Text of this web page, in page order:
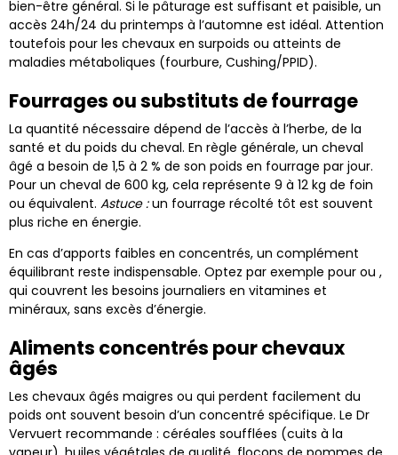
bien-être général. Si le pâturage est suffisant et paisible, un
accès 24h/24 du printemps à l’automne est idéal. Attention
toutefois pour les chevaux en surpoids ou atteints de
maladies métaboliques (fourbure, Cushing/PPID).
Fourrages ou substituts de fourrage
La quantité nécessaire dépend de l’accès à l’herbe, de la
santé et du poids du cheval. En règle générale, un cheval
âgé a besoin de 1,5 à 2 % de son poids en fourrage par jour.
Pour un cheval de 600 kg, cela représente 9 à 12 kg de foin
ou équivalent. Astuce :un fourrage récolté tôt est souvent
plus riche en énergie.
En cas d’apports faibles en concentrés, un complément
équilibrant reste indispensable. Optez par exemple pour ou ,
qui couvrent les besoins journaliers en vitamines et
minéraux, sans excès d’énergie.
Aliments concentrés pour chevaux
âgés
Les chevaux âgés maigres ou qui perdent facilement du
poids ont souvent besoin d’un concentré spécifique. Le Dr
Vervuert recommande : céréales soufflées (cuits à la